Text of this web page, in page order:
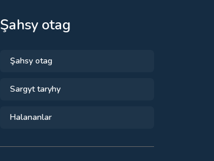
Şahsy otag
Şahsy otag
Sargyt taryhy
Halananlar